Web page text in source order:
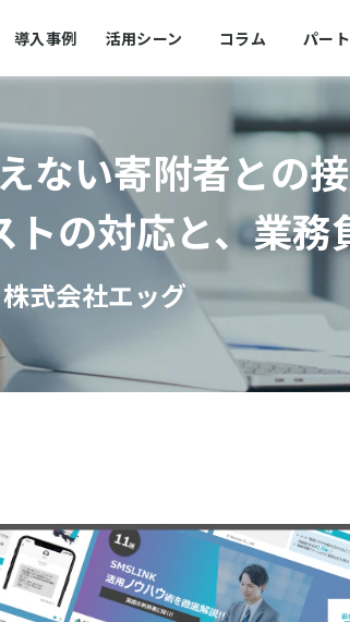
導入事例 活用シーン コラム パー
ない寄附者との
の対応と、業
株式会社エッグ